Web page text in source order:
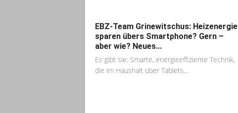
EBZ-Team Grinewitschus: Heizenergie
sparen übers Smartphone? Gern –
aber wie? Neues...
Es gibt sie: Smarte, energieeffiziente Technik,
die im Haushalt über Tablets...